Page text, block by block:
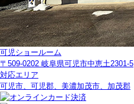
可児ショールーム
〒509-0202 岐阜県可児市中恵土2301-5
対応エリア
可児市、可児郡、美濃加茂市、加茂郡